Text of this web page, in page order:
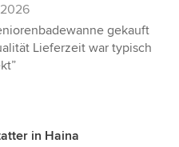
gekauft
Lieferzeit war typisch
in Haina